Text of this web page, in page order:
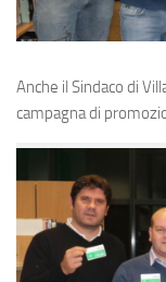
Anche il Sindaco di
campagna di